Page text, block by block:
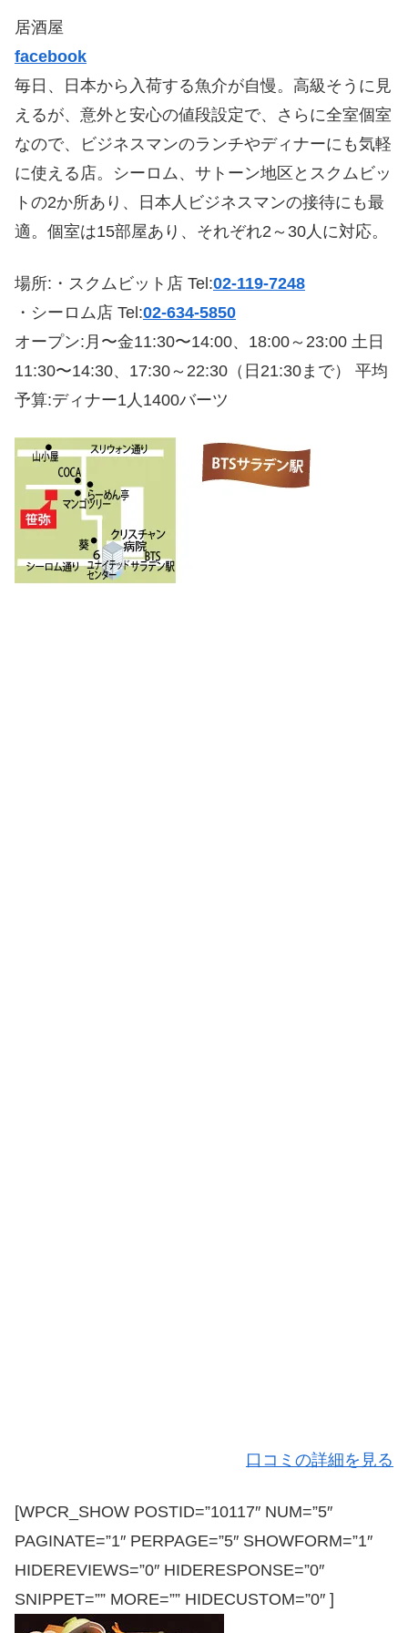
居酒屋
facebook
毎日、日本から入荷する魚介が自慢。高級そうに見
えるが、意外と安心の値段設定で、さらに全室個室
なので、ビジネスマンのランチやディナーにも気軽
に使える店。シーロム、サトーン地区とスクムビッ
トの2か所あり、日本人ビジネスマンの接待にも最
適。個室は15部屋あり、それぞれ2～30人に対応。
場所:・スクムビット店 Tel:02-119-7248
・シーロム店 Tel:02-634-5850
オープン:月〜金11:30〜14:00、18:00～23:00 土日
11:30〜14:30、17:30～22:30（日21:30まで） 平均
予算:ディナー1人1400バーツ
口コミの詳細を見る
[WPCR_SHOW POSTID=”10117″ NUM=”5″
PAGINATE=”1″ PERPAGE=”5″ SHOWFORM=”1″
HIDEREVIEWS=”0″ HIDERESPONSE=”0″
SNIPPET=”” MORE=”” HIDECUSTOM=”0″ ]